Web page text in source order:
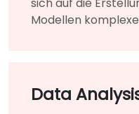
Modellen
Data